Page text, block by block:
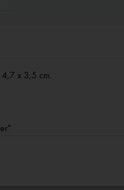
x 3,5 cm.